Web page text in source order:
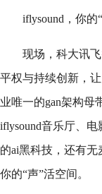
iflysound，你的
现场，科大讯
平权与持续创新，
业唯一的gan架构母
iflysound音乐厅、
的ai黑科技，还有
你的“声”活空间。